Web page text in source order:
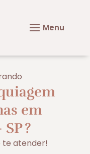
em
?
te atender!